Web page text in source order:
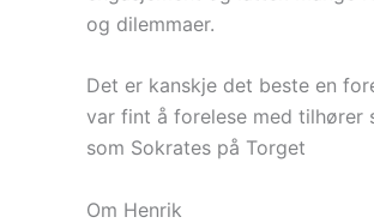
og dilemmaer.
Det er kanskje det beste en
var fint å forelese med tilhører
som Sokrates på Torget
Om Henrik